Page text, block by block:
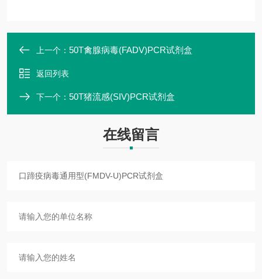
上一个： 50T禽腺病毒(FADV)PCR试剂盒
返回列表
下一个： 50T猪流感(SIV)PCR试剂盒
在线留言